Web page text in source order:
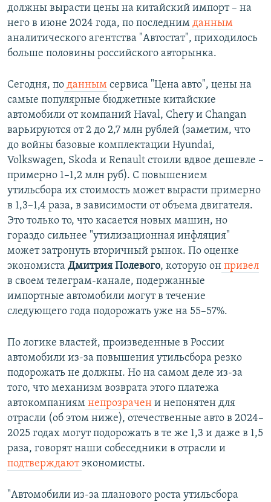
должны вырасти цены на китайский импорт – на
него в июне 2024 года, по последним данным
аналитического агентства "Автостат", приходилось
больше половины российского авторынка.
Сегодня, по данным сервиса "Цена авто", цены на
самые популярные бюджетные китайские
автомобили от компаний Haval, Chery и Changan
варьируются от 2 до 2,7 млн рублей (заметим, что
до войны базовые комплектации Hyundai,
Volkswagen, Skoda и Renault стоили вдвое дешевле –
примерно 1–1,2 млн руб). С повышением
утильсбора их стоимость может вырасти примерно
в 1,3–1,4 раза, в зависимости от объема двигателя.
Это только то, что касается новых машин, но
гораздо сильнее "утилизационная инфляция"
может затронуть вторичный рынок. По оценке
экономиста Дмитрия Полевого, которую он привел
в своем телеграм-канале, подержанные
импортные автомобили могут в течение
следующего года подорожать уже на 55–57%.
По логике властей, произведенные в России
автомобили из-за повышения утильсбора резко
подорожать не должны. Но на самом деле из-за
того, что механизм возврата этого платежа
автокомпаниям непрозрачен и непонятен для
отрасли (об этом ниже), отечественные авто в 2024–
2025 годах могут подорожать в те же 1,3 и даже в 1,5
раза, говорят наши собеседники в отрасли и
подтверждаютэкономисты.
"Автомобили из-за планового роста утильсбора